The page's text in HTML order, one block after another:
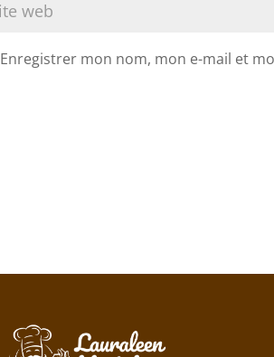
Enregistrer mon nom, mon e-mail et